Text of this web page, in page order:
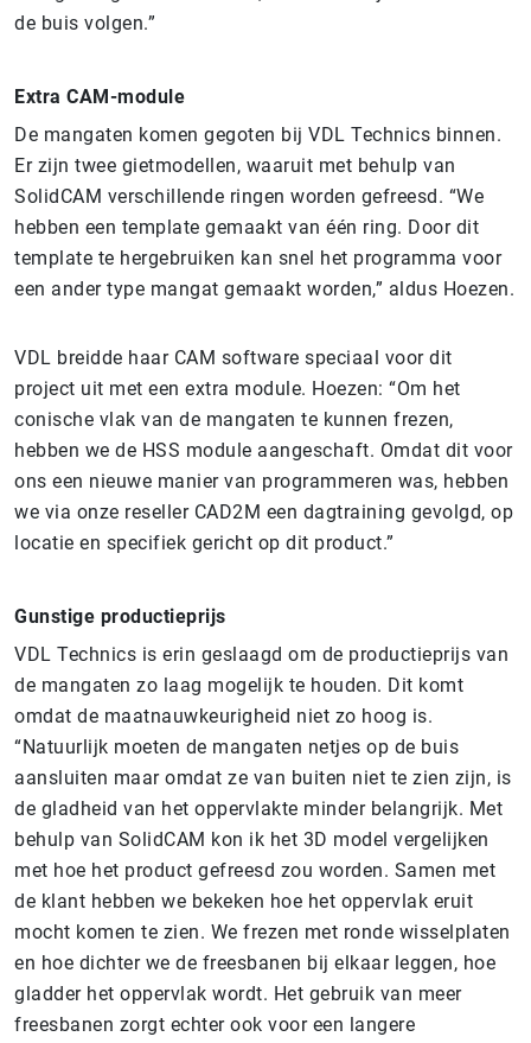
de buis volgen.”
Extra CAM-module
De mangaten komen gegoten bij VDL Technics binnen.
Er zijn twee gietmodellen, waaruit met behulp van
SolidCAM verschillende ringen worden gefreesd. “We
hebben een template gemaakt van één ring. Door dit
template te hergebruiken kan snel het programma voor
een ander type mangat gemaakt worden,” aldus Hoezen.
VDL breidde haar CAM software speciaal voor dit
project uit met een extra module. Hoezen: “Om het
conische vlak van de mangaten te kunnen frezen,
hebben we de HSS module aangeschaft. Omdat dit voor
ons een nieuwe manier van programmeren was, hebben
we via onze reseller CAD2M een dagtraining gevolgd, op
locatie en specifiek gericht op dit product.”
Gunstige productieprijs
VDL Technics is erin geslaagd om de productieprijs van
de mangaten zo laag mogelijk te houden. Dit komt
omdat de maatnauwkeurigheid niet zo hoog is.
“Natuurlijk moeten de mangaten netjes op de buis
aansluiten maar omdat ze van buiten niet te zien zijn, is
de gladheid van het oppervlakte minder belangrijk. Met
behulp van SolidCAM kon ik het 3D model vergelijken
met hoe het product gefreesd zou worden. Samen met
de klant hebben we bekeken hoe het oppervlak eruit
mocht komen te zien. We frezen met ronde wisselplaten
en hoe dichter we de freesbanen bij elkaar leggen, hoe
gladder het oppervlak wordt. Het gebruik van meer
freesbanen zorgt echter ook voor een langere